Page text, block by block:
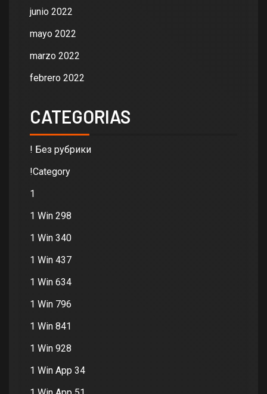
junio 2022
mayo 2022
marzo 2022
febrero 2022
CATEGORIAS
! Без рубрики
!Category
1
1 Win 298
1 Win 340
1 Win 437
1 Win 634
1 Win 796
1 Win 841
1 Win 928
1 Win App 34